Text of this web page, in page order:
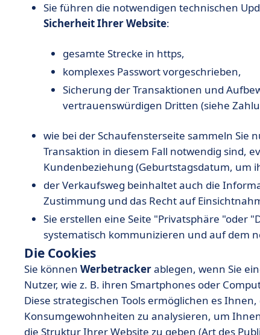
Sie führen die notwendigen technischen
Sicherheit Ihrer Website:
gesamte Strecke in https,
komplexes Passwort vorgeschrieben,
Sicherung der Transaktionen und
vertrauenswürdigen Dritten (siehe
wie bei der Schaufensterseite sammeln Sie
Transaktion in diesem Fall notwendig sind,
Kundenbeziehung (Geburtstagsdatum, um
der Verkaufsweg beinhaltet auch die
Zustimmung und das Recht auf
Sie erstellen eine Seite "Privatsphäre "oder
systematisch kommunizieren und auf dem
Die Cookies
Sie können Werbetrackerablegen, wenn Sie
Nutzer, wie z. B. ihren Smartphones oder
Diese strategischen Tools ermöglichen es
Konsumgewohnheiten zu analysieren, um
die Struktur Ihrer Website zu geben (Art des